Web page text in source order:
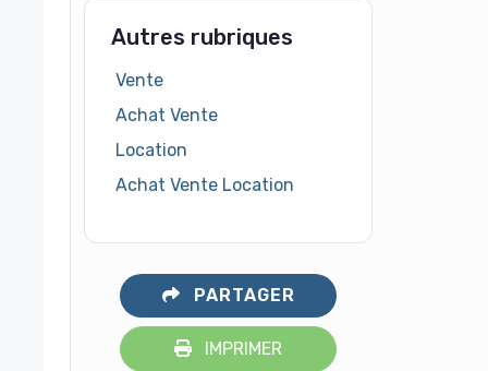
Autres rubriques
Vente
Achat Vente
Location
Achat Vente Location
PARTAGER
IMPRIMER